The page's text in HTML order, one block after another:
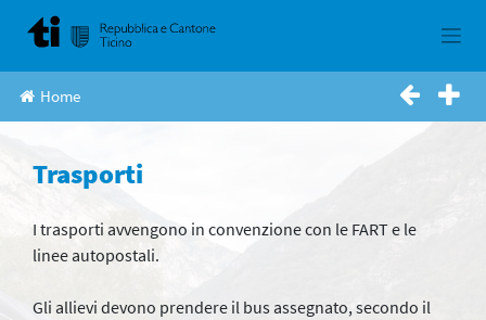
Home
Trasporti
I trasporti avvengono in convenzione con le FART e le
linee autopostali.
Gli allievi devono prendere il bus assegnato, secondo il